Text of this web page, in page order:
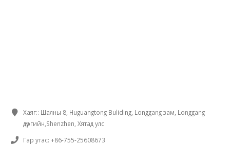
Хаяг:: Шалны 8, Huguangtong Buliding, Longgang зам, Longgang
дүүргийн,Shenzhen, Хятад улс
Гар утас: +86-755-25608673